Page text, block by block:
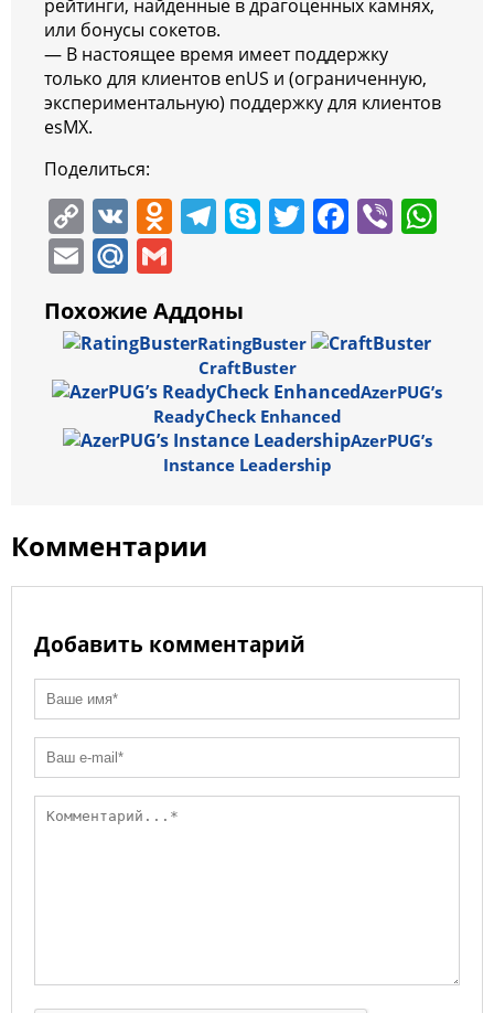
рейтинги, найденные в драгоценных камнях,
или бонусы сокетов.
— В настоящее время имеет поддержку
только для клиентов enUS и (ограниченную,
экспериментальную) поддержку для клиентов
esMX.
Поделиться:
C
o
p
y
Li
n
k
V
K
O
o
kl
a
ss
ni
T
gr
a
m
S
e
T
er
F
b
o
o
k
Vi
p
E
ai
l
M
l.
R
u
ai
l
Похожие Аддоны
RatingBuster
CraftBuster
AzerPUG’s
ReadyCheck Enhanced
AzerPUG’s
Instance Leadership
Комментарии
Добавить комментарий